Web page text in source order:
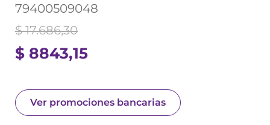
79400509048
$ 8843,15
$ 17.686,30
Ver promociones bancarias